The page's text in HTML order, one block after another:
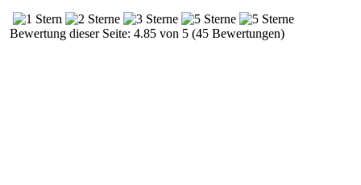
Bewertung dieser Seite: 4.85 von 5 (45 Bewertungen)